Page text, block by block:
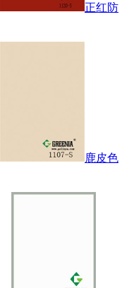
正红防
鹿皮色